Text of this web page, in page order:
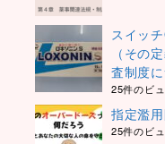
スイッ
（その
査制度に
25件のビ
指定濫
25件のビ